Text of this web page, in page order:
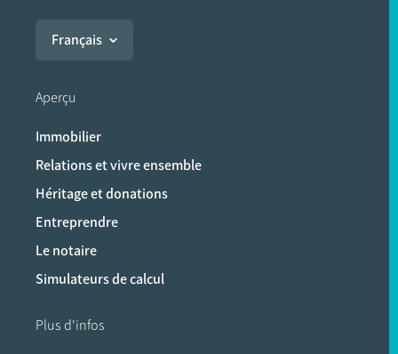
Français
Aperçu
Immobilier
Relations et vivre ensemble
Héritage et donations
Entreprendre
Le notaire
Simulateurs de calcul
Plus d'infos